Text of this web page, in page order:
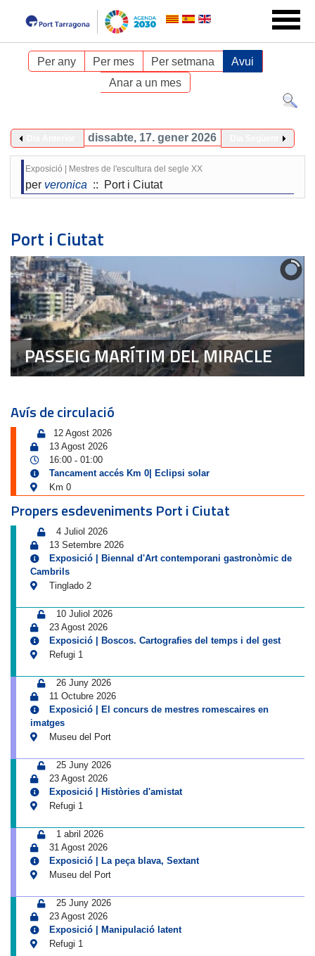
Per any Per mes Per setmana
Avui
Anar a un mes
dissabte, 17. gener 2026
Exposició | Mestres de l'escultura del segle XX
per veronica :: Port i Ciutat
Port i Ciutat
PASSEIG MARÍTIM DEL MIRACLE
Avís de circulació
12 Agost 2026
13 Agost 2026
16:00 - 01:00
Tancament accés Km 0| Eclipsi solar
Km 0
Propers esdeveniments Port i Ciutat
4 Juliol 2026
13 Setembre 2026
Exposició | Biennal d'Art contemporani gastronòmic de
Cambrils
Tinglado 2
10 Juliol 2026
23 Agost 2026
Exposició | Boscos. Cartografies del temps i del gest
Refugi 1
26 Juny 2026
11 Octubre 2026
Exposició | El concurs de mestres romescaires en
imatges
Museu del Port
25 Juny 2026
23 Agost 2026
Exposició | Històries d'amistat
Refugi 1
1 abril 2026
31 Agost 2026
Exposició | La peça blava, Sextant
Museu del Port
25 Juny 2026
23 Agost 2026
Exposició | Manipulació latent
Refugi 1